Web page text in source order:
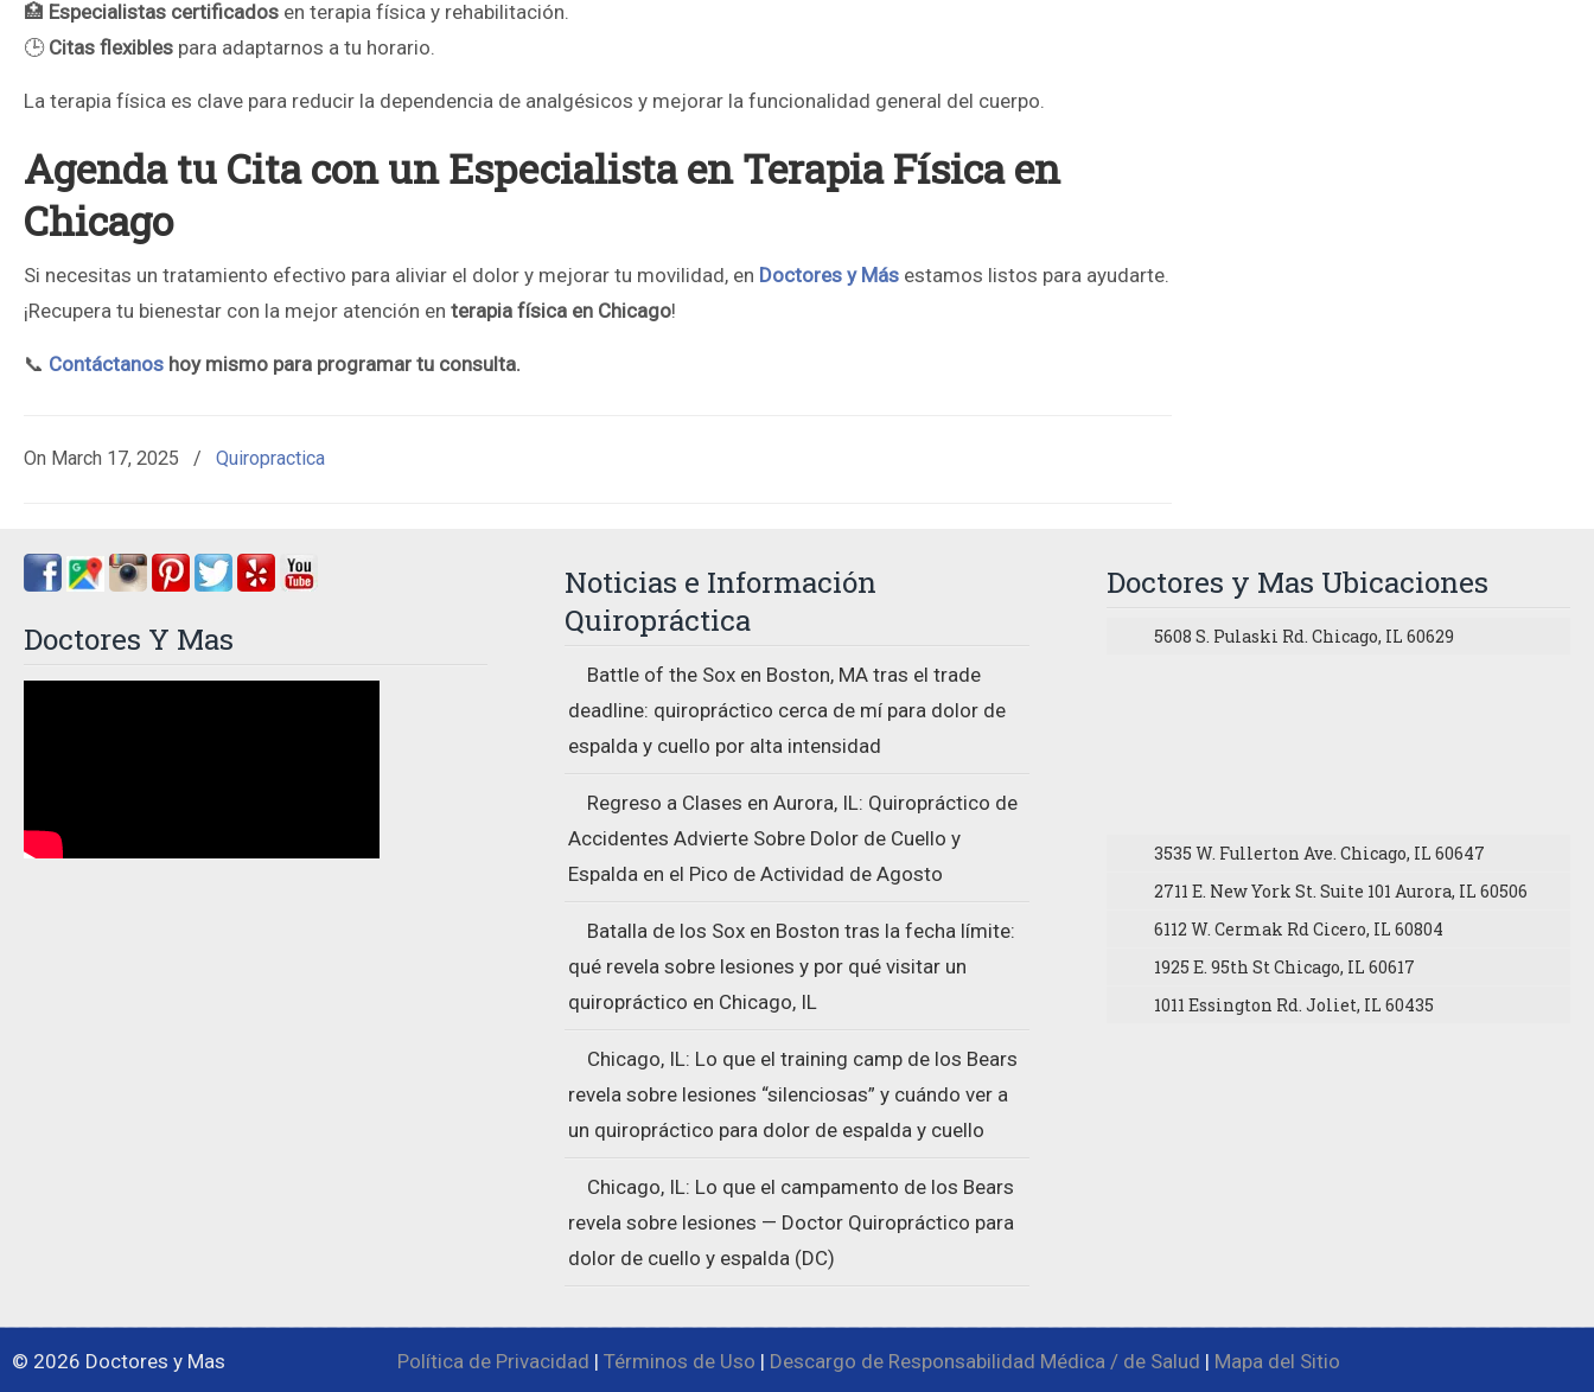
🏥 Especialistas certificados en terapia física y rehabilitación.
🕒 Citas flexibles para adaptarnos a tu horario.
La terapia física es clave para reducir la dependencia de analgésicos y mejorar la funcionalidad general del cuerpo.
Agenda tu Cita con un Especialista en Terapia Física en
Chicago
Si necesitas un tratamiento efectivo para aliviar el dolor y mejorar tu movilidad, en Doctores y Más estamos listos para ayudarte.
¡Recupera tu bienestar con la mejor atención en terapia física en Chicago!
📞 Contáctanos hoy mismo para programar tu consulta.
On March 17, 2025 / Quiropractica
Doctores Y Mas
Noticias e Información
Quiropráctica
Battle of the Sox en Boston, MA tras el trade
deadline: quiropráctico cerca de mí para dolor de
espalda y cuello por alta intensidad
Regreso a Clases en Aurora, IL: Quiropráctico de
Accidentes Advierte Sobre Dolor de Cuello y
Espalda en el Pico de Actividad de Agosto
Batalla de los Sox en Boston tras la fecha límite:
qué revela sobre lesiones y por qué visitar un
quiropráctico en Chicago, IL
Chicago, IL: Lo que el training camp de los Bears
revela sobre lesiones “silenciosas” y cuándo ver a
un quiropráctico para dolor de espalda y cuello
Chicago, IL: Lo que el campamento de los Bears
revela sobre lesiones — Doctor Quiropráctico para
dolor de cuello y espalda (DC)
Doctores y Mas Ubicaciones
5608 S. Pulaski Rd. Chicago, IL 60629
3535 W. Fullerton Ave. Chicago, IL 60647
2711 E. New York St. Suite 101 Aurora, IL 60506
6112 W. Cermak Rd Cicero, IL 60804
1925 E. 95th St Chicago, IL 60617
1011 Essington Rd. Joliet, IL 60435
© 2026 Doctores y Mas Política de Privacidad | Términos de Uso | Descargo de Responsabilidad Médica / de Salud | Mapa del Sitio